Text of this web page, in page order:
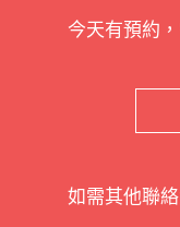
今天有預約
如需其他聯